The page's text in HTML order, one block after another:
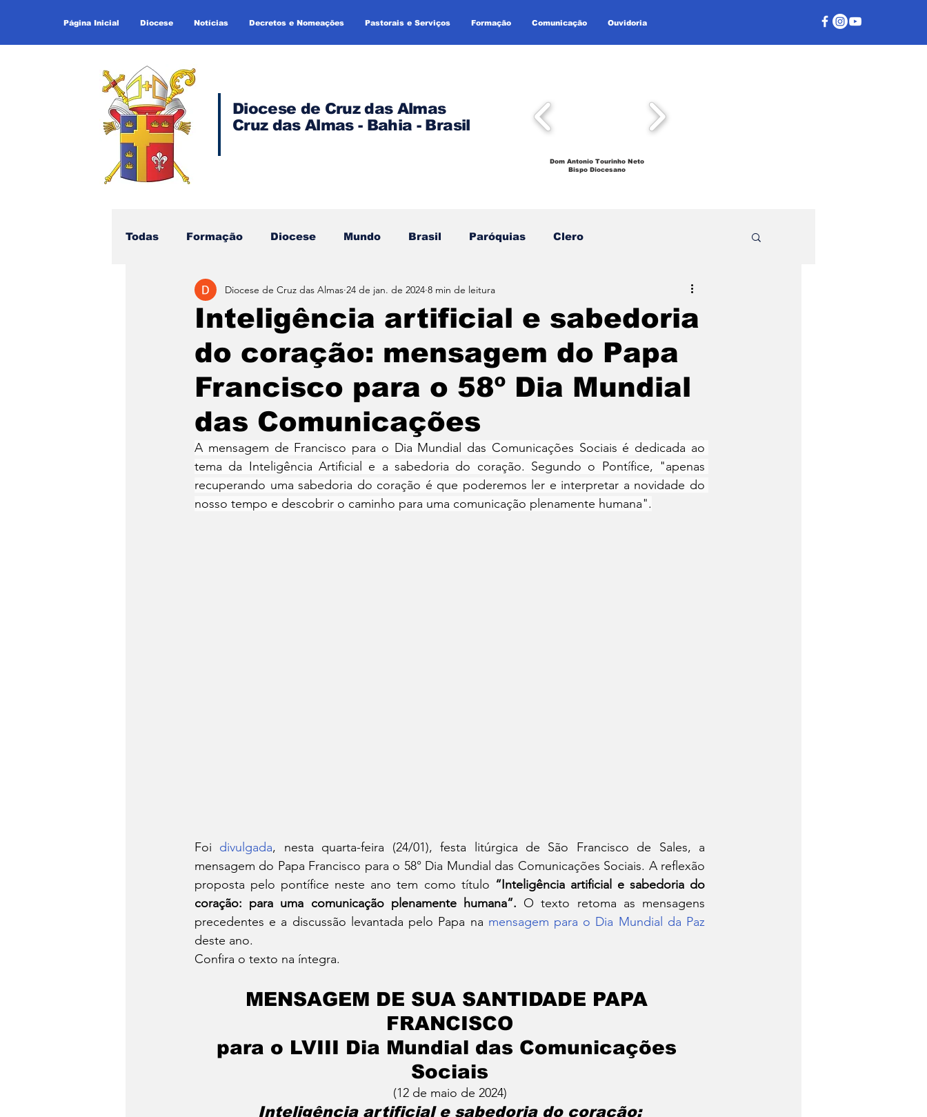
Página Inicial Diocese Notícias Decretos e Nomeações Pastorais e Serviços Formação Comunicação Ouvidoria
Diocese de Cruz das Almas
Cruz das Almas - Bahia - Brasil
Dom Antonio Tourinho Neto
Bispo Diocesano
Todas Formação Diocese Mundo Brasil Paróquias Clero
Inteligência artificial e sabedoria
do coração: mensagem do Papa
Francisco para o 58º Dia Mundial
das Comunicações
Diocese de Cruz das Almas 24 de jan. de 2024 8 min de leitura
A mensagem de Francisco para o Dia Mundial das Comunicações Sociais é dedicada ao
tema da Inteligência Artificial e a sabedoria do coração. Segundo o Pontífice, "apenas
recuperando uma sabedoria do coração é que poderemos ler e interpretar a novidade do
nosso tempo e descobrir o caminho para uma comunicação plenamente humana".
Foi divulgada, nesta quarta-feira (24/01), festa litúrgica de São Francisco de Sales, a
mensagem do Papa Francisco para o 58° Dia Mundial das Comunicações Sociais. A reflexão
proposta pelo pontífice neste ano tem como título “Inteligência artificial e sabedoria do
coração: para uma comunicação plenamente humana”. O texto retoma as mensagens
precedentes e a discussão levantada pelo Papa na mensagem para o Dia Mundial da Paz
deste ano.
Confira o texto na íntegra.
MENSAGEM DE SUA SANTIDADE PAPA
FRANCISCO
para o LVIII Dia Mundial das Comunicações
Sociais
(12 de maio de 2024)
Inteligência artificial e sabedoria do coração: